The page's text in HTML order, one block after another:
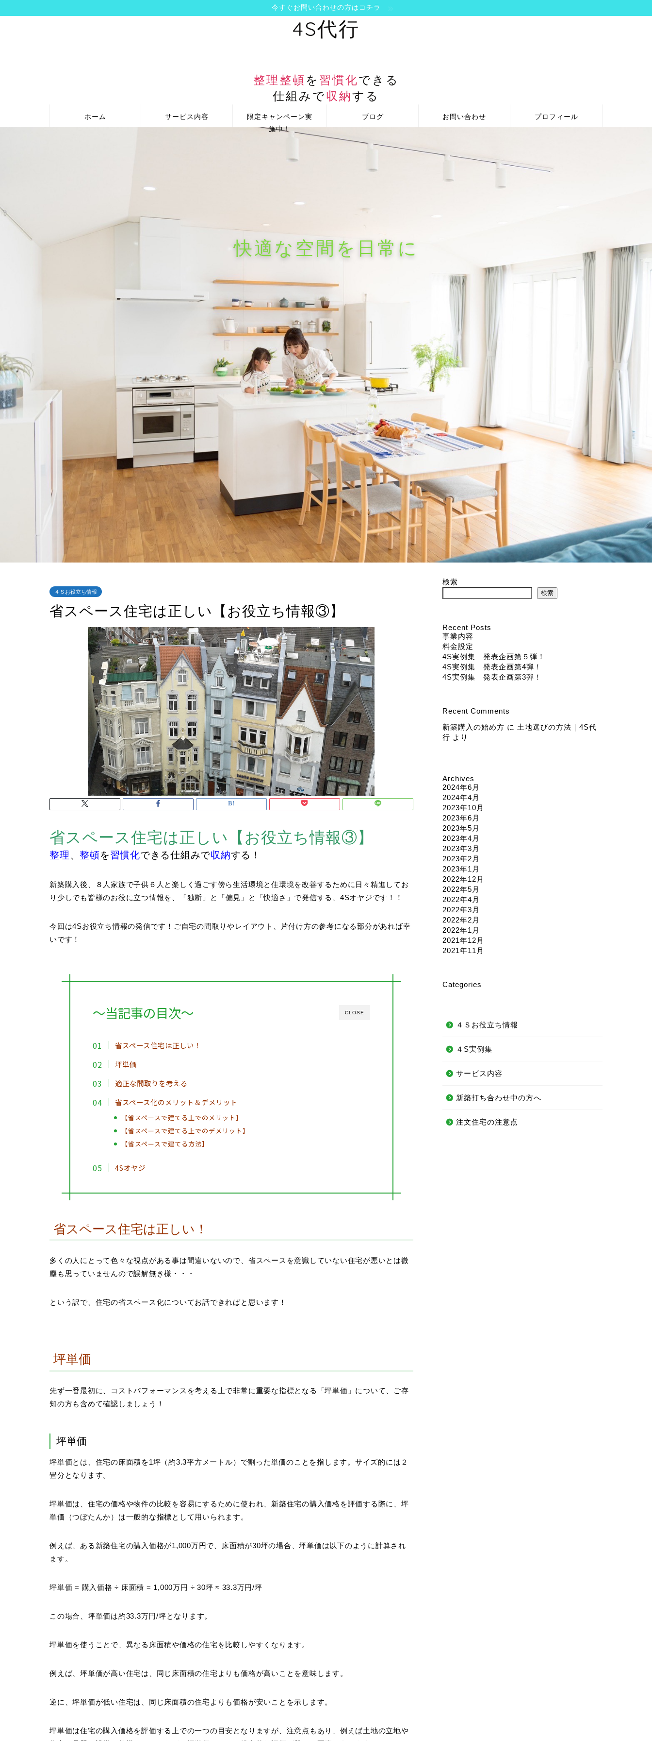
今すぐお問い合わせの方はコチラ
4S代行
整理整頓を 習慣化できる
仕組みで収納する
ホーム サービス内容
限定キャンペーン実
施中！
ブログ お問い合わせ プロフィール
快適な空間を日常に
４Ｓお役立ち情報
省スペース住宅は正しい【お役立ち情報③】
省スペース住宅は正しい【お役立ち情報③】
整理 、整頓を習慣化できる仕組みで収納する！
新築購入後、８人家族で子供６人と楽しく過ごす傍ら生活環境と住環境を改善するために日々精進してお
り少しでも皆様のお役に立つ情報を、「独断 」と「偏見 」と「快適さ 」で発信する、4Sオヤジです！！
今回は4Sお役立ち情報の発信です！ご自宅の間取りやレイアウト、片付け方の参考になる部分があれば幸
いです！
CLOSE
～当記事の目次～
省スペース住宅は正しい！
坪単価
適正な間取りを考える
省スペース化のメリット＆デメリット
【省スペースで建てる上でのメリット】
【省スペースで建てる上でのデメリット】
【省スペースで建てる方法】
4Sオヤジ
省スペース住宅は正しい！
多くの人にとって色々な視点がある事は間違いないので、省スペースを意識していない住宅が悪いとは微
塵も思っていませんので誤解無き様・・・
という訳で、住宅の省スペース化についてお話できればと思います！
坪単価
先ず一番最初に、コストパフォーマンスを考える上で非常に重要な指標となる「坪単価」について、ご存
知の方も含めて確認しましょう！
坪単価
坪単価とは、住宅の床面積を1坪（約3.3平方メートル）で割った単価のことを指します。 サイズ的には２
畳分となります。
坪単価は、住宅の価格や物件の比較を容易にするために使われ、新築住宅の購入価格を評価する際に、坪
単価（つぼたんか）は一般的な指標として用いられます。
例えば、ある新築住宅の購入価格が1,000万円で、床面積が30坪の場合、坪単価は以下のように計算され
ます。
坪単価 = 購入価格 ÷ 床面積 = 1,000万円 ÷ 30坪 ≈ 33.3万円/坪
この場合、坪単価は約33.3万円/坪となります。
坪単価を使うことで、異なる床面積や価格の住宅を比較しやすくなります。
例えば、坪単価が高い住宅は、同じ床面積の住宅よりも価格が高いことを意味します。
逆に、坪単価が低い住宅は、同じ床面積の住宅よりも価格が安いことを示します。
坪単価は住宅の購入価格を評価する上での一つの目安となりますが、注意点もあり、例えば土地の立地や
検索
検索
Recent Posts
事業内容
料金設定
4S実例集 発表企画第５弾！
4S実例集 発表企画第4弾！
4S実例集 発表企画第3弾！
Recent Comments
新築購入の始め方 に 土地選びの方法｜4S代
行 より
Archives
2024年6月
2024年4月
2023年10月
2023年6月
2023年5月
2023年4月
2023年3月
2023年2月
2023年1月
2022年12月
2022年5月
2022年4月
2022年3月
2022年2月
2022年1月
2021年12月
2021年11月
Categories
４Ｓお役立ち情報
４S実例集
サービス内容
新築打ち合わせ中の方へ
注文住宅の注意点